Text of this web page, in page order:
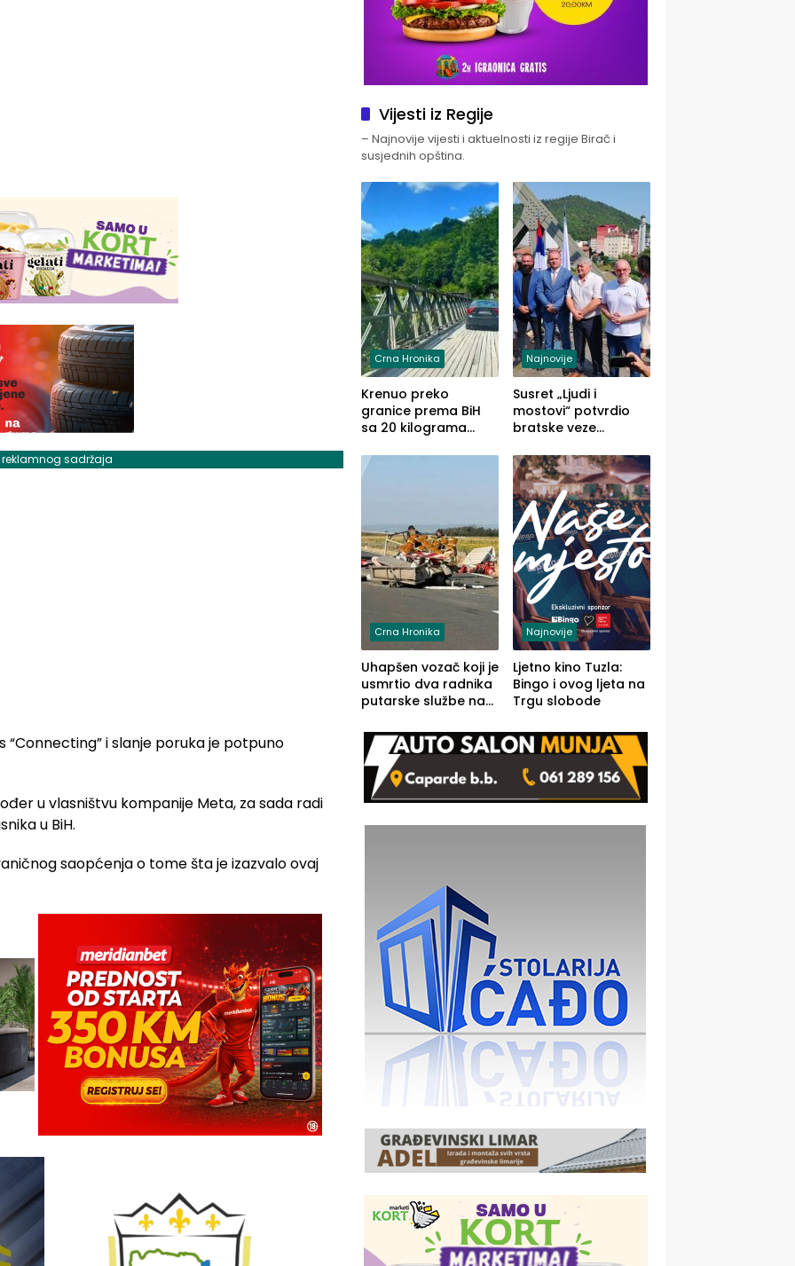
reklamnog sadržaja
i slanje poruka je potpuno
u vlasništvu kompanije Meta, za sada radi
u BiH.
saopćenja o tome šta je izazvalo ovaj
Vijesti iz Regije
– Najnovije vijesti i aktuelnosti iz regije Birač i
susjednih opština.
Crna Hronika
Krenuo preko
granice prema BiH
sa 20 kilograma
u automobilu
Najnovije
Susret „Ljudi i
mostovi“ potvrdio
bratske veze
Zvornika
Crna Hronika
Uhapšen vozač koji je
usmrtio dva radnika
putarske službe na
prema Šapcu
(FOTO)
Najnovije
Ljetno kino Tuzla:
Bingo i ovog ljeta na
Trgu slobode